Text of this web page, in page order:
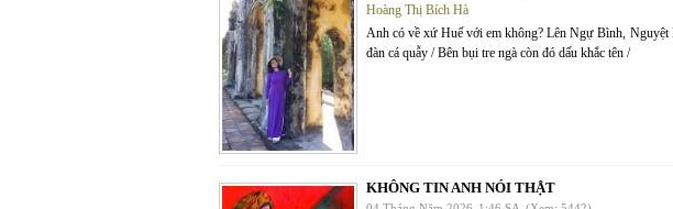
Hoàng Thị Bích Hà
Anh có về xứ Huế với em không? Lên Ngự Bình,
đàn cá quẫy / Bên bụi tre ngà còn đó dấu khắc tên /
KHÔNG TIN ANH NÓI THẬT